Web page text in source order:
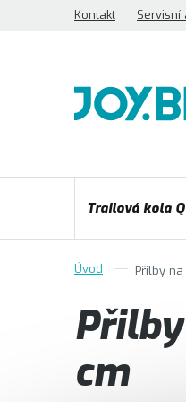
Kontakt Servisní
Trailová kola
Přilby
cm